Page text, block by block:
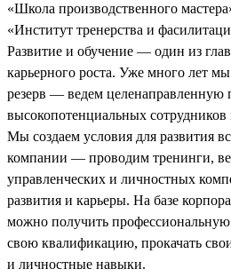
«Школа производственного
«Институт тренерства и
Развитие и обучение — один из
карьерного роста. Уже много лет
резерв — ведем целенаправленную
высокопотенциальных
Мы создаем условия для развития
компании — проводим тренинги,
управленческих и личностных
развития и карьеры. На базе
можно получить
свою квалификацию, прокачать
и личностные навыки.